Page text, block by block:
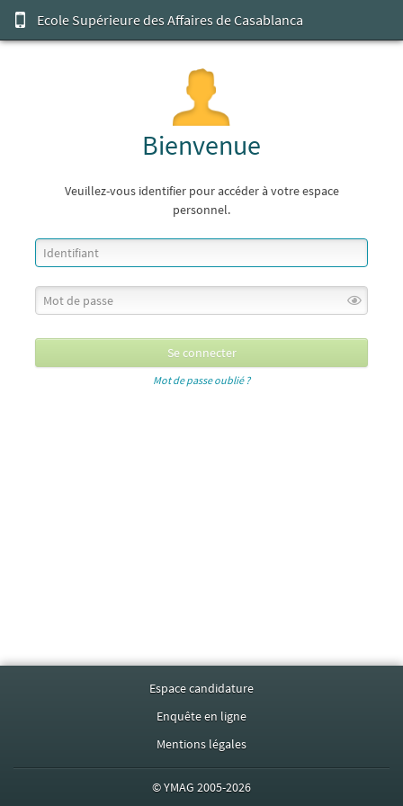
Ecole Supérieure des Affaires de Casablanca
Bienvenue
Veuillez-vous identifier pour accéder à votre espace
personnel.
Mot de passe oublié ?
Espace candidature
Enquête en ligne
Mentions légales
©YMAG 2005-2026